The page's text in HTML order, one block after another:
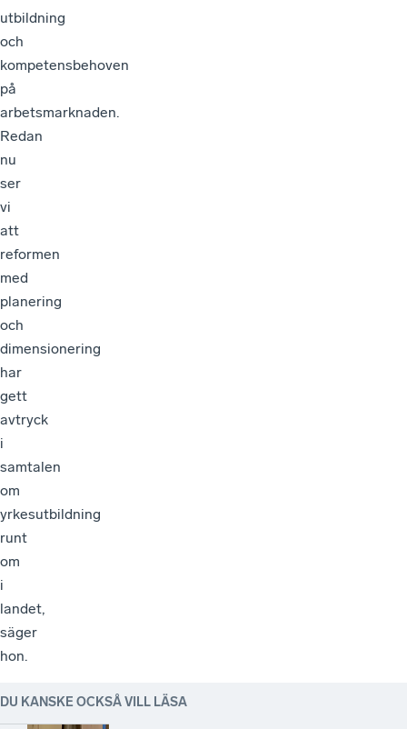
utbildning
och
kompetensbehoven
på
arbetsmarknaden.
Redan
nu
ser
vi
att
reformen
med
planering
och
dimensionering
har
gett
avtryck
i
samtalen
om
yrkesutbildning
runt
om
i
landet,
säger
hon.
DU KANSKE OCKSÅ VILL LÄSA